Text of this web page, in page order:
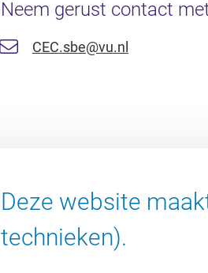
Neem gerust contact
CEC.sbe@vu.nl
Deze website
technieken).